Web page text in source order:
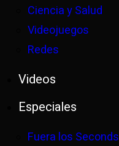
Ciencia y Salud
Videojuegos
Redes
Videos
Especiales
Fuera los Seconds